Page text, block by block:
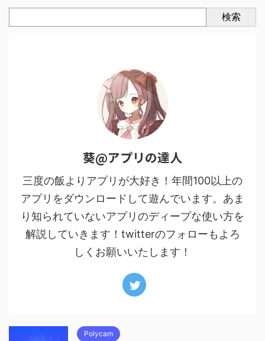
検索
葵@アプリの達人
三度の飯よりアプリが大好き！年間100以上の
アプリをダウンロードして遊んでいます。あま
り知られていないアプリのディープな使い方を
解説していきます！twitterのフォローもよろ
しくお願いいたします！
Polycam